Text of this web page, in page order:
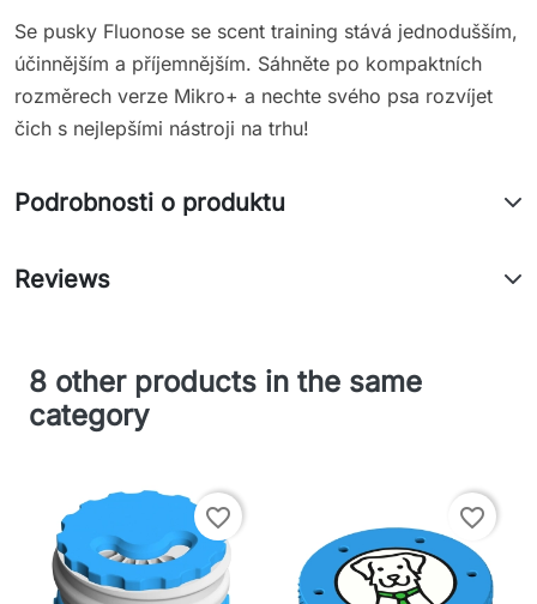
Se pusky Fluonose se scent training stává jednodušším,
účinnějším a příjemnějším. Sáhněte po kompaktních
rozměrech verze Mikro+ a nechte svého psa rozvíjet
čich s nejlepšími nástroji na trhu!
Podrobnosti o produktu
Reviews
8 other products in the same
category
favorite_border favorite_border